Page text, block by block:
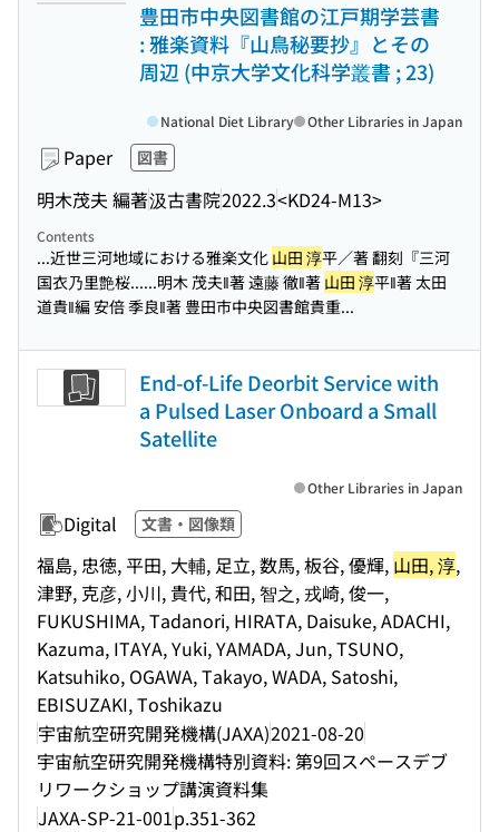
豊田市中央図書館の江戸期学芸書
: 雅楽資料『山鳥秘要抄』とその
周辺 (中京大学文化科学叢書 ; 23)
Paper 図書
明木茂夫 編著汲古書院2022.3<KD24-M13>
National Diet Library Other Libraries in Japan
Contents
...近世三河地域における雅楽文化 山田 淳平／著 翻刻『三河
国衣乃里艶桜......明木 茂夫‖著 遠藤 徹‖著 山田 淳平‖著 太田
道貴‖編 安倍 季良‖著 豊田市中央図書館貴重...
End-of-Life Deorbit Service with
a Pulsed Laser Onboard a Small
Satellite
Digital 文書・図像類
福島, 忠徳, 平田, 大輔, 足立, 数馬, 板谷, 優輝, 山田, 淳,
津野, 克彦, 小川, 貴代, 和田, 智之, 戎崎, 俊一,
FUKUSHIMA, Tadanori, HIRATA, Daisuke, ADACHI,
Kazuma, ITAYA, Yuki, YAMADA, Jun, TSUNO,
Katsuhiko, OGAWA, Takayo, WADA, Satoshi,
EBISUZAKI, Toshikazu
宇宙航空研究開発機構(JAXA)2021-08-20
宇宙航空研究開発機構特別資料: 第9回スペースデブ
リワークショップ講演資料集
JAXA-SP-21-001p.351-362
Other Libraries in Japan